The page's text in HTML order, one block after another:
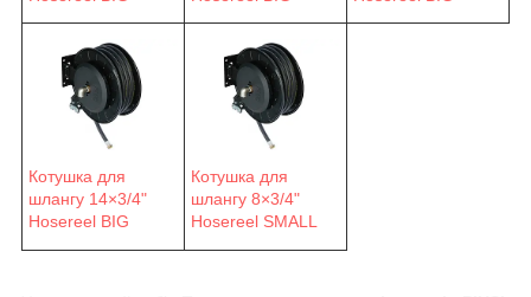
Котушка для
шлангу 14×3/4"
Hosereel BIG
Котушка для
шлангу 8×3/4"
Hosereel SMALL